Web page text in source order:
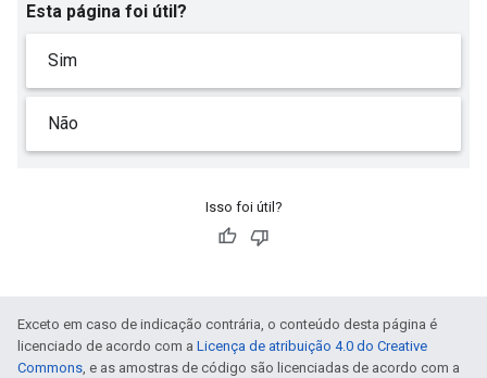
Esta página foi útil?
Sim
Não
Isso foi útil?
Exceto em caso de indicação contrária, o conteúdo desta página é
licenciado de acordo com a Licença de atribuição 4.0 do Creative
Commons, e as amostras de código são licenciadas de acordo com a